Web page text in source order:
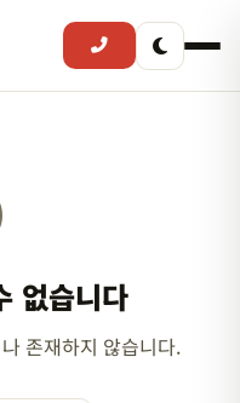
없습니다
존재하지 않습니다.